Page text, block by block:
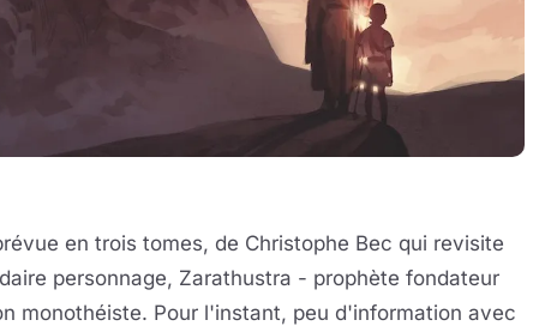
en trois tomes, de Christophe Bec qui revisite
personnage, Zarathustra - prophète fondateur
monothéiste. Pour l'instant, peu d'information avec